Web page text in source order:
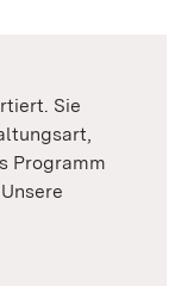
Sie
Programm